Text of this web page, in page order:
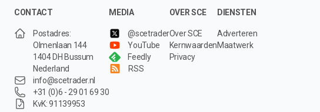
CONTACT
Postadres:
Olmenlaan 144
1404 DH Bussum
Nederland
info@scetrader.nl
+31 (0)6 - 29 01 69 30
KvK: 91139953
MEDIA
@scetrader
YouTube
Feedly
RSS
OVER SCE
Over SCE
Kernwaarden
Privacy
DIENSTEN
Adverteren
Maatwerk